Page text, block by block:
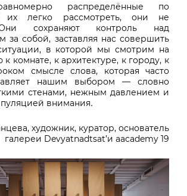
распределённые по
их легко рассмотреть, они не
сохраняют контроль над
за собой, заставляя нас совершить
в которой мы смотрим на
комнате, к архитектуре, к городу, к
смысле слова, которая часто
нашим выбором — словно
стенами, нежным давлением и
внимания.
художник, куратор, основатель
галереи Devyatnadtsat’и aacademy 19